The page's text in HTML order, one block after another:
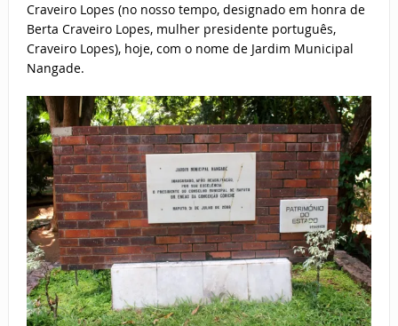
Craveiro Lopes (no nosso tempo, designado em honra de
Berta Craveiro Lopes, mulher presidente português,
Craveiro Lopes), hoje, com o nome de Jardim Municipal
Nangade.